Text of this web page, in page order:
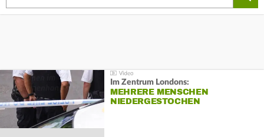
Im Zentrum Londons:
MEHRERE MENSCHEN
NIEDERGESTOCHEN